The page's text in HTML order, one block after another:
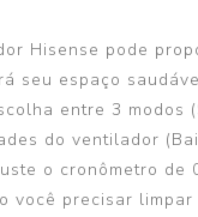
Hisense pode
seu espaço
entre 3 modos
do ventilador
o cronômetro de
você precisar